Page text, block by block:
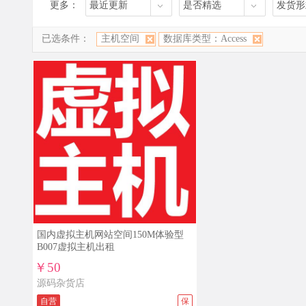
更多： 最近更新 是否精选 发货
已选条件： 主机空间 数据库类型：Access
国内虚拟主机网站空间150M体验型
B007虚拟主机出租
￥50
源码杂货店
自营 保